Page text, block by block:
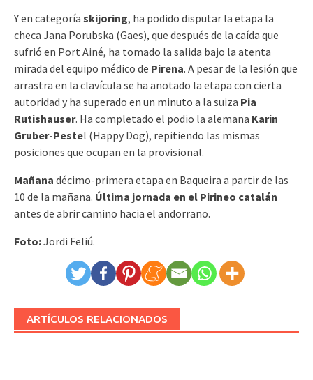
Y en categoría skijoring, ha podido disputar la etapa la
checa Jana Porubska (Gaes), que después de la caída que
sufrió en Port Ainé, ha tomado la salida bajo la atenta
mirada del equipo médico de Pirena. A pesar de la lesión que
arrastra en la clavícula se ha anotado la etapa con cierta
autoridad y ha superado en un minuto a la suiza Pia
Rutishauser. Ha completado el podio la alemana Karin
Gruber-Pestel (Happy Dog), repitiendo las mismas
posiciones que ocupan en la provisional.
Mañana décimo-primera etapa en Baqueira a partir de las
10 de la mañana. Última jornada en el Pirineo catalán
antes de abrir camino hacia el andorrano.
Foto:Jordi Feliú.
ARTÍCULOS RELACIONADOS